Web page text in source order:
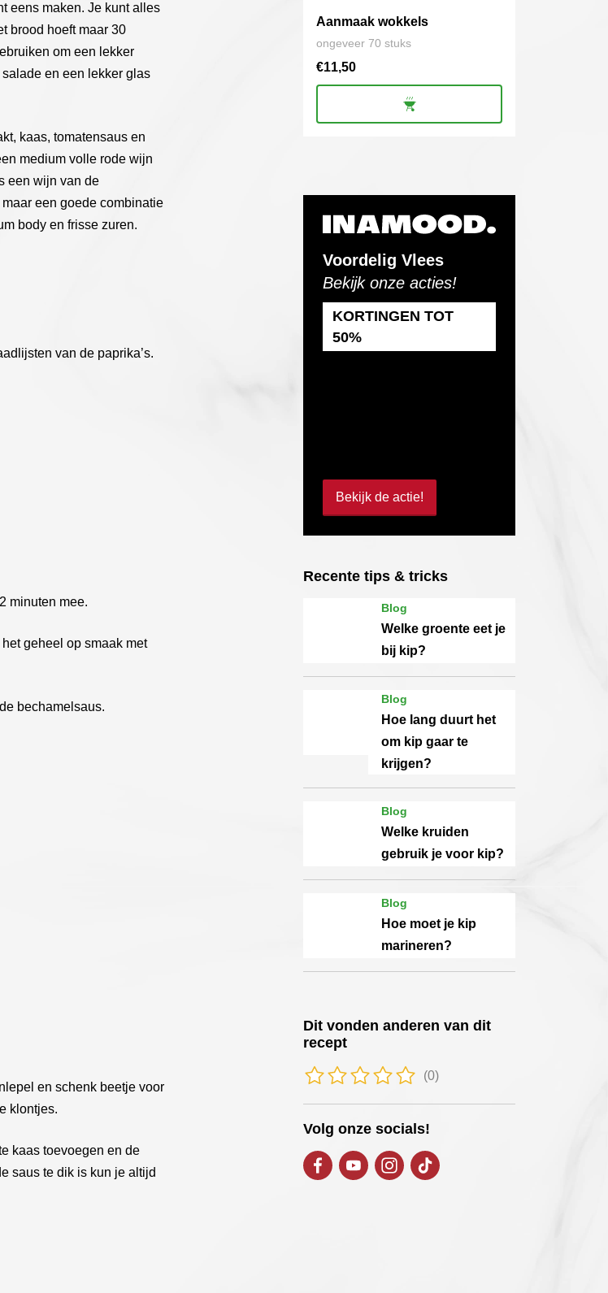
eens maken. Je kunt alles
brood hoeft maar 30
om een lekker
en een lekker glas
kaas, tomatensaus en
medium volle rode wijn
een wijn van de
een goede combinatie
body en frisse zuren.
van de paprika’s.
minuten mee.
geheel op smaak met
bechamelsaus.
en schenk beetje voor
klontjes.
kaas toevoegen en de
saus te dik is kun je altijd
Aanmaak wokkels
ongeveer 70 stuks
€11,50
Voordelig Vlees
Bekijk onze acties!
KORTINGEN TOT
50%
Bekijk de actie!
Recente tips & tricks
Blog
Welke groente eet je
bij kip?
Blog
Hoe lang duurt het
om kip gaar te
krijgen?
Blog
Welke kruiden
gebruik je voor kip?
Blog
Hoe moet je kip
marineren?
Dit vonden anderen van dit
recept
(0)
Volg onze socials!